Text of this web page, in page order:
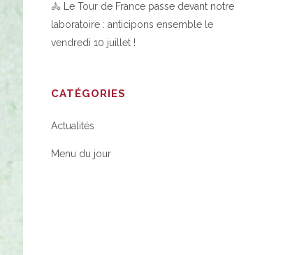
🚴 Le Tour de France passe devant notre
laboratoire : anticipons ensemble le
vendredi 10 juillet !
CATÉGORIES
Actualités
Menu du jour